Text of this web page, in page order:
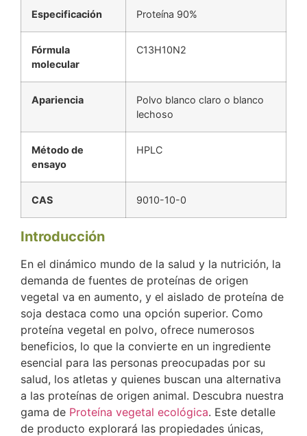
Especificación Proteína 90%
Fórmula
molecular
C13H10N2
Apariencia
Polvo blanco claro o blanco
lechoso
Método de
ensayo
HPLC
CAS 9010-10-0
Introducción
En el dinámico mundo de la salud y la nutrición, la
demanda de fuentes de proteínas de origen
vegetal va en aumento, y el aislado de proteína de
soja destaca como una opción superior. Como
proteína vegetal en polvo, ofrece numerosos
beneficios, lo que la convierte en un ingrediente
esencial para las personas preocupadas por su
salud, los atletas y quienes buscan una alternativa
a las proteínas de origen animal. Descubra nuestra
gama de Proteína vegetal ecológica. Este detalle
de producto explorará las propiedades únicas,